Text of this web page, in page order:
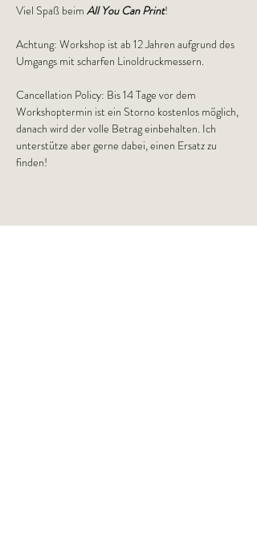
Viel Spaß beim All You Can Print!
Achtung: Workshop ist ab 12 Jahren aufgrund des
Umgangs mit scharfen Linoldruckmessern.
Cancellation Policy: Bis 14 Tage vor dem
Workshoptermin ist ein Storno kostenlos möglich,
danach wird der volle Betrag einbehalten. Ich
unterstütze aber gerne dabei, einen Ersatz zu
finden!